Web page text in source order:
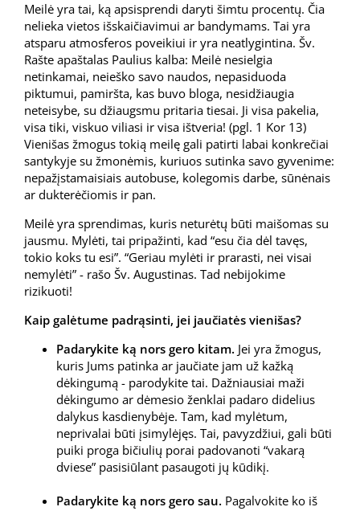
Meilė yra tai, ką apsisprendi daryti šimtu procentų. Čia
nelieka vietos išskaičiavimui ar bandymams. Tai yra
atsparu atmosferos poveikiui ir yra neatlygintina. Šv.
Rašte apaštalas Paulius kalba: Meilė nesielgia
netinkamai, neieško savo naudos, nepasiduoda
piktumui, pamiršta, kas buvo bloga, nesidžiaugia
neteisybe, su džiaugsmu pritaria tiesai. Ji visa pakelia,
visa tiki, viskuo viliasi ir visa ištveria! (pgl. 1 Kor 13)
Vienišas žmogus tokią meilę gali patirti labai konkrečiai
santykyje su žmonėmis, kuriuos sutinka savo gyvenime:
nepažįstamaisiais autobuse, kolegomis darbe, sūnėnais
ar dukterėčiomis ir pan.
Meilė yra sprendimas, kuris neturėtų būti maišomas su
jausmu. Mylėti, tai pripažinti, kad “esu čia dėl tavęs,
tokio koks tu esi”. “Geriau mylėti ir prarasti, nei visai
nemylėti” - rašo Šv. Augustinas. Tad nebijokime
rizikuoti!
Kaip galėtume padrąsinti, jei jaučiatės vienišas?
Padarykite ką nors gero kitam. Jei yra žmogus,
kuris Jums patinka ar jaučiate jam už kažką
dėkingumą - parodykite tai. Dažniausiai maži
dėkingumo ar dėmesio ženklai padaro didelius
dalykus kasdienybėje. Tam, kad mylėtum,
neprivalai būti įsimylėjęs. Tai, pavyzdžiui, gali būti
puiki proga bičiulių porai padovanoti “vakarą
dviese” pasisiūlant pasaugoti jų kūdikį.
Padarykite ką nors gero sau. Pagalvokite ko iš